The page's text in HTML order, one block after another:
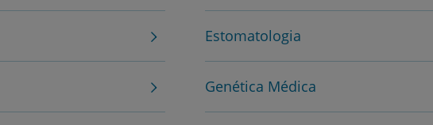
Prevenção e bem-estar
Estomatologia
Genética Médica